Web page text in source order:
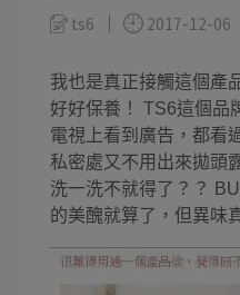
ts6 2017-12-06
我也是真正接觸這個產
好好保養！ TS6這個品
電視上看到廣告，都看
私密處又不用出來拋頭
洗一洗不就得了？？
的美醜就算了，但異味